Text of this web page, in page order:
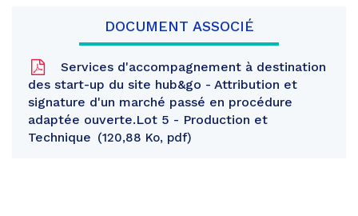
DOCUMENT ASSOCIÉ
Services d'accompagnement à destination
des start-up du site hub&go - Attribution et
signature d'un marché passé en procédure
adaptée ouverte.Lot 5 - Production et
Technique
120,88 Ko, pdf